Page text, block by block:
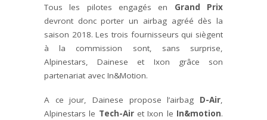
Tous les pilotes engagés en Grand Prix
devront donc porter un airbag agréé dès la
saison 2018. Les trois fournisseurs qui siègent
à la commission sont, sans surprise,
Alpinestars, Dainese et Ixon grâce son
partenariat avec In&Motion.
A ce jour, Dainese propose l’airbag D-Air,
Alpinestars le Tech-Airet Ixon le In&motion.